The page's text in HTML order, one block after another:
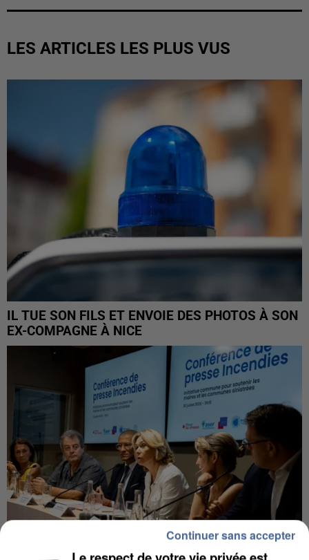
LES ARTICLES LES PLUS VUS
IL TUE SON FILS ET ENVOIE DES PHOTOS À SON
EX-COMPAGNE À NICE
Continuer sans accepter